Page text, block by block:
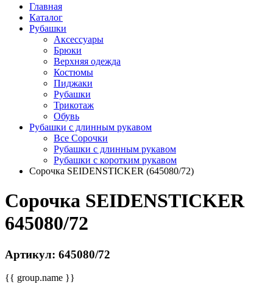
Главная
Каталог
Рубашки
Аксессуары
Брюки
Верхняя одежда
Костюмы
Пиджаки
Рубашки
Трикотаж
Обувь
Рубашки с длинным рукавом
Все Сорочки
Рубашки с длинным рукавом
Рубашки с коротким рукавом
Сорочка SEIDENSTICKER (645080/72)
Сорочка SEIDENSTICKER
645080/72
Артикул: 645080/72
{{ group.name }}